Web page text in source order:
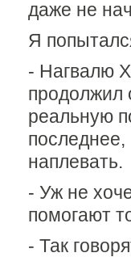
даже не
Я
- Нагвалю
продолжил
реальную
наплевать.
- Уж не
помогают
- Так